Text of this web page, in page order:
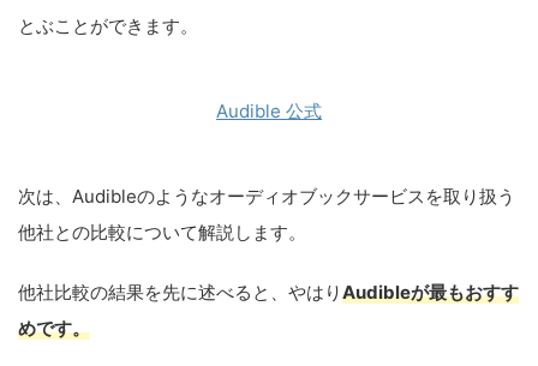
とぶことができます。
Audible 公式
次は、Audibleのようなオーディオブックサービスを取り扱う
他社との比較について解説します。
他社比較の結果を先に述べると、やはりAudibleが最もおすす
めです。